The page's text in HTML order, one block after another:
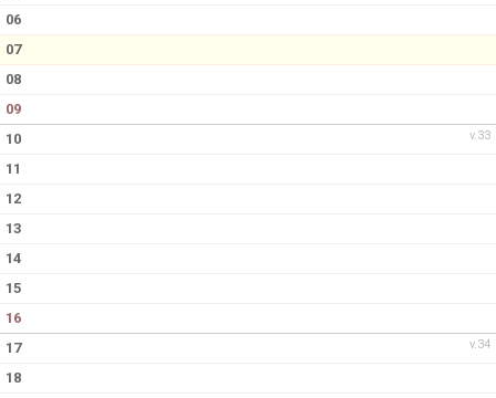
06
07
08
09
v.33
10
11
12
13
14
15
16
v.34
17
18